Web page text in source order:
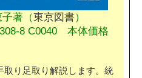
著（東京図書）
8 C0040 本体価格
取り足取り解説します。統